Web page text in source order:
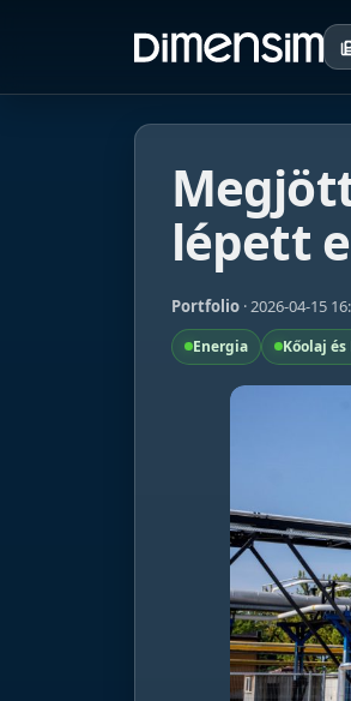
lépett
Portfolio · 2026-04-15
Energia Kőolaj